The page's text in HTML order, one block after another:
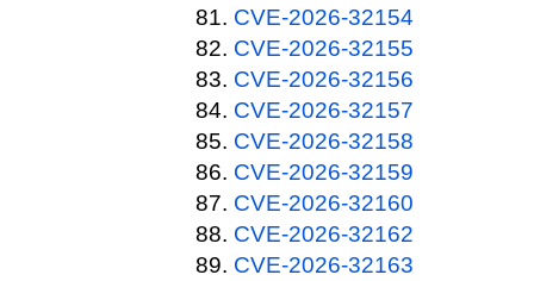
CVE-2026-32154
CVE-2026-32155
CVE-2026-32156
CVE-2026-32157
CVE-2026-32158
CVE-2026-32159
CVE-2026-32160
CVE-2026-32162
CVE-2026-32163